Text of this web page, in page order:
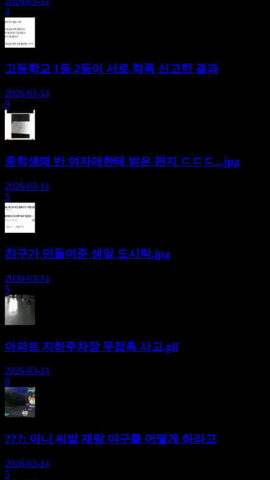
4
고등학교 1등 2등이 서로 학폭 신고한 결과
2026-03-14
9
중학생때 반 여자애한테 받은 편지 ㄷㄷㄷ...jpg
2026-03-14
5
친구가 만들어준 생일 도시락.jpg
2026-03-14
5
아파트 지하주차장 무접촉 사고.gif
2026-03-14
8
???: 아니 씨발 쟤랑 야구를 어떻게 하라고
2026-03-14
5